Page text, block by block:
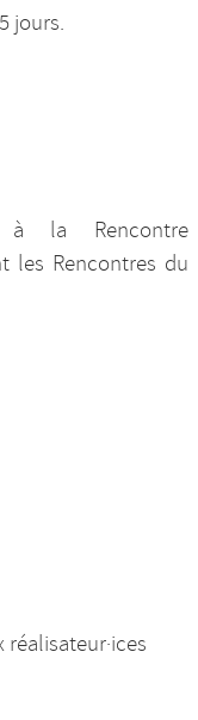
jours.
la Rencontre
les Rencontres du